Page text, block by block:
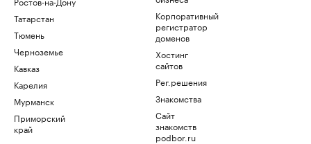
Татарстан
Тюмень
Черноземье
Кавказ
Карелия
Мурманск
Приморский
край
Корпоративный
регистратор
доменов
Хостинг
сайтов
Рег.решения
Знакомства
Сайт
знакомств
podbor.ru